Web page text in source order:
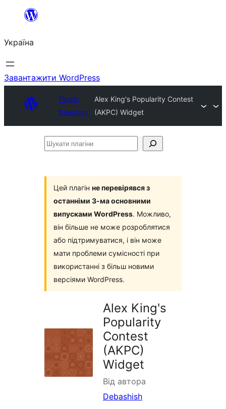
Перейти
вмісту
Україна
Завантажити WordPress
Plugin
Directory
Alex King's Popularity Contest
(AKPC) Widget
Шукати
Цей плагін не перевірявся з
останніми 3-ма основними
випусками WordPress. Можливо,
він більше не може розроблятися
або підтримуватися, і він може
мати проблеми сумісності при
використанні з більш новими
версіями WordPress.
Alex King's
Popularity
Contest
(AKPC)
Widget
Від автора
Debashish